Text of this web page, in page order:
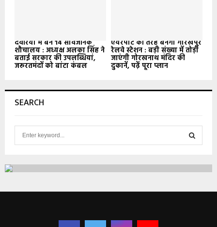
देवरिया में बने 14 सार्वजनिक
शौचालय : अध्यक्ष अलका सिंह ने
बताई सरकार की उपलब्धियां,
जरूरतमंदों को बांटा कंबल
एयरपोर्ट की तरह बनेगा गोरखपुर
रेलवे स्टेशन : बड़ी संख्या में तोड़ी
जाएंगी गोरखनाथ मंदिर की
दुकानें, पढ़ें पूरा प्लान
SEARCH
c
f
E
A